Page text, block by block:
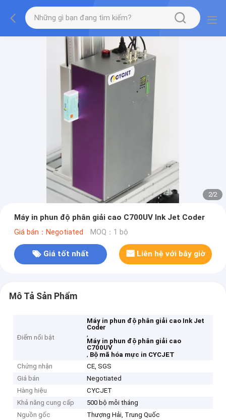
2/2
Máy in phun độ phân giải cao C700UV Ink Jet Coder
Giá bán：Negotiated MOQ：1 bộ
Giá tốt nhất Liên hệ với bây giờ
Mô Tả Sản Phẩm
Điểm nổi bật
Máy in phun độ phân giải cao Ink Jet
Coder
,
Máy in phun độ phân giải cao
C700UV
, Bộ mã hóa mực in CYCJET
Chứng nhận
CE, SGS
Giá bán
Negotiated
Hàng hiệu
CYCJET
Khả năng cung cấp
500 bộ mỗi tháng
Nguồn gốc
Thượng Hải, Trung Quốc